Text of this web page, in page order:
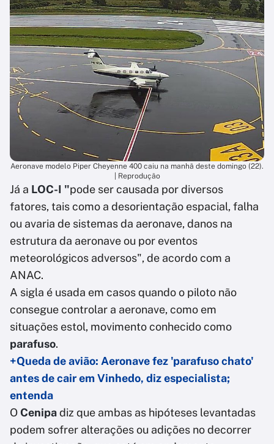
Aeronave modelo Piper Cheyenne 400 caiu na manhã deste domingo (22).
| Reprodução
Já a LOC-I "pode ser causada por diversos
fatores, tais como a desorientação espacial, falha
ou avaria de sistemas da aeronave, danos na
estrutura da aeronave ou por eventos
meteorológicos adversos", de acordo com a
ANAC.
A sigla é usada em casos quando o piloto não
consegue controlar a aeronave, como em
situações estol, movimento conhecido como
parafuso.
+Queda de avião: Aeronave fez 'parafuso chato'
antes de cair em Vinhedo, diz especialista;
entenda
OCenipadiz que ambas as hipóteses levantadas
podem sofrer alterações ou adições no decorrer